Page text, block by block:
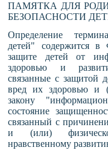
ПАМЯТКА ДЛЯ
БЕЗОПАСНОСТИ
Определение
детей" содержится
защите детей от
здоровью и
связанные с защитой
вред их здоровью и
закону
состояние
связанный с
и (или)
нравственному